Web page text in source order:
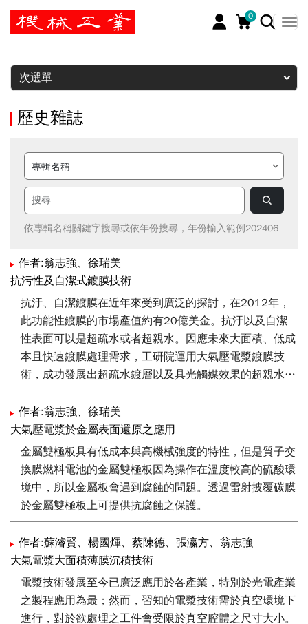
0
暫停
次選單
歷史雜誌
依專輯名稱關鍵字搜尋或依年份搜尋，年份輸入範例202406
作者:翁志強、徐瑞美
抗污性及自潔式鍍膜技術
抗汙、自潔鍍膜在近年來受到廣泛的探討，在2012年，
此功能性鍍膜的市場產值約有20億美金。抗汙以及自潔
性表面可以是超疏水或者超親水。因應未來大面積、低成
本且快速鍍膜處理需求，工研院運用大氣壓電漿鍍膜技
術，成功發展出超疏水鍍層以及具光觸媒效果的超親水二
氧化鈦鍍層，可應用於抗汙以及自潔性應用，例如建築及
建材鍍膜等。
作者:翁志強、徐瑞美
大氣壓電漿於金屬表面還原之應用
金屬雙極板具有低成本與高機械強度的特性，但是質子交
換膜燃料電池的金屬雙極板因為操作在溫度較高的硫酸環
境中，所以金屬板會遇到腐蝕的問題。透過雷射披覆碳膜
於金屬雙極板上可提供抗腐蝕之保護。
作者:蘇濬賢、楊國煇、蔡陳德、張瀛方、翁志強
大氣電漿大面積薄膜沉積技術
電漿技術發展至今已廣泛應用於各產業，特別於光電產業
之製程應用為最；然而，習知的電漿技術需於真空環境下
進行，對於欲處理之工件會受限於真空腔體之尺寸大小。